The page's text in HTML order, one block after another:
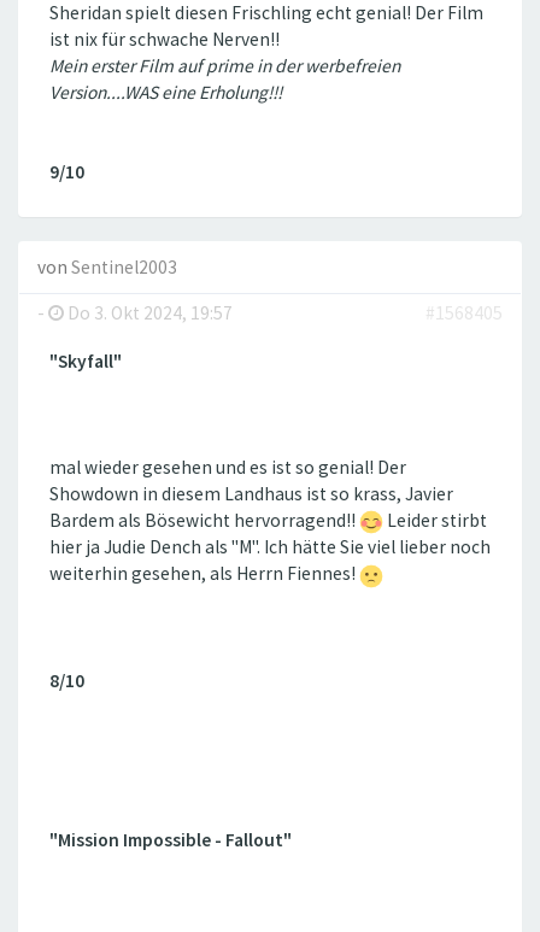
Sheridan spielt diesen Frischling echt genial! Der Film
ist nix für schwache Nerven!!
Mein erster Film auf prime in der werbefreien
Version....WAS eine Erholung!!!
9/10
von Sentinel2003
-
Do 3. Okt 2024, 19:57 #1568405
"Skyfall"
mal wieder gesehen und es ist so genial! Der
Showdown in diesem Landhaus ist so krass, Javier
Bardem als Bösewicht hervorragend!!
Leider stirbt
hier ja Judie Dench als "M". Ich hätte Sie viel lieber noch
weiterhin gesehen, als Herrn Fiennes!
8/10
"Mission Impossible - Fallout"